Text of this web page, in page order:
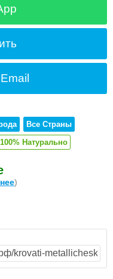
Все Страны
100% Натурально
)